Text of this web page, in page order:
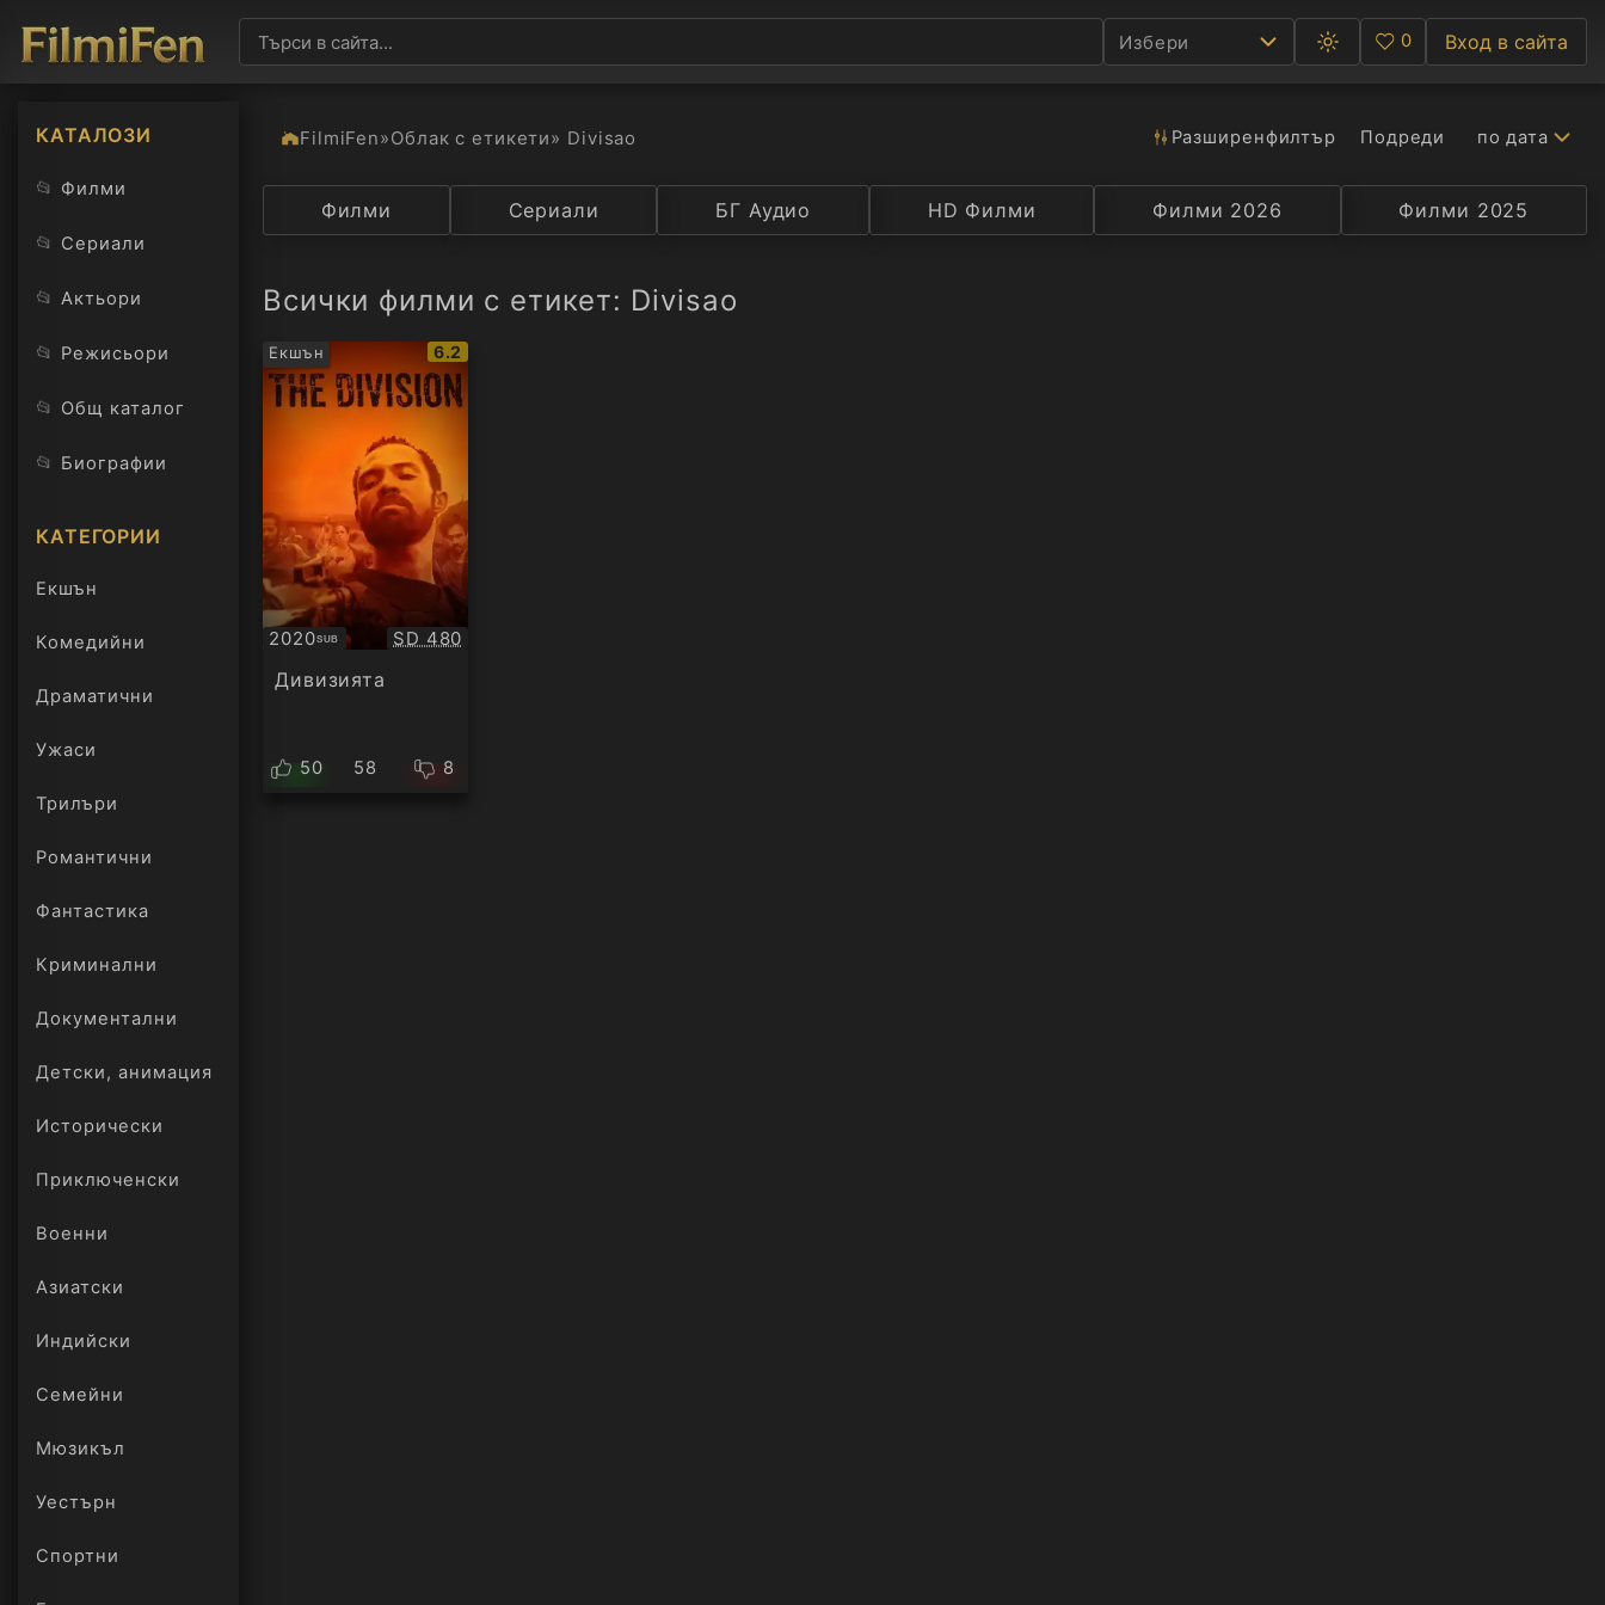
Избери
Превключване
между
светла
Любими
0 Вход в сайта
КАТАЛОЗИ
📂 Филми
📂 Сериали
📂 Актьори
📂 Режисьори
📂 Общ каталог
📂 Биографии
КАТЕГОРИИ
Екшън
Комедийни
Драматични
Ужаси
Трилъри
онлайн
Романтични
Фантастика
Криминални
Документални
Детски, анимация
Исторически
Приключенски
Военни
Азиатски
Индийски
Семейни
Мюзикъл
Уестърн
Спортни
FilmiFen»Облак с етикети» Divisao Разширенфилтър Подреди по дата
Категория Държава Рейтинг Селекция Превод Актьор
Филми Сериали БГ Аудио HD Филми Филми 2026 Филми 2025
Всички филми с етикет: Divisao
Екшън
IMDb
рейтинг:
6.2
2020SUB
Субтитри Качество:
SD 480
Дивизията
50 58 8